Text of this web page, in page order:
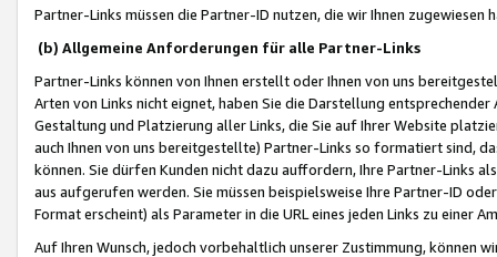
Partner-Links müssen die Partner-ID nutzen, die wir Ihnen zugewiesen
(b) Allgemeine Anforderungen für alle Partner-Links
Partner-Links können von Ihnen erstellt oder Ihnen von uns
Arten von Links nicht eignet, haben Sie die Darstellung
Gestaltung und Platzierung aller Links, die Sie auf Ihrer Website
auch Ihnen von uns bereitgestellte) Partner-Links so formatiert sind,
können. Sie dürfen Kunden nicht dazu auffordern, Ihre Partner-Links
aus aufgerufen werden. Sie müssen beispielsweise Ihre Partner-ID
Format erscheint) als Parameter in die URL eines jeden Links zu einer
Auf Ihren Wunsch, jedoch vorbehaltlich unserer Zustimmung, können